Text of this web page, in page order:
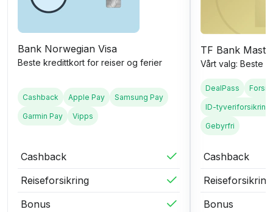
Bank Norwegian Visa
Beste kredittkort for reiser og ferier
Cashback Apple Pay Samsung Pay
Garmin Pay Vipps
Cashback
Reiseforsikring
Bonus
TF Bank
Vårt valg: Beste
DealPass
ID-tyveriforsikring
Gebyrfri
Cashback
Reiseforsikring
Bonus